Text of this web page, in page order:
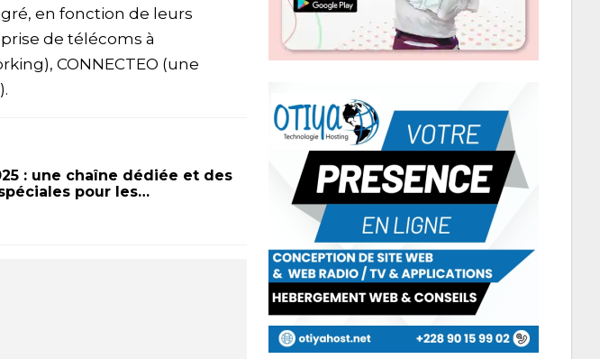
en fonction de leurs
de télécoms à
CONNECTEO (une
: une chaîne dédiée et des
pour les…